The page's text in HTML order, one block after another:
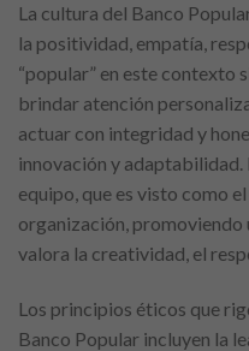
La cultura del Banco
la positividad, empatía,
“popular” en este contexto
brindar atención
actuar con integridad y
innovación y adaptabilidad.
equipo, que es visto como
organización,
valora la creatividad, el
Los principios éticos que
Banco Popular incluyen la